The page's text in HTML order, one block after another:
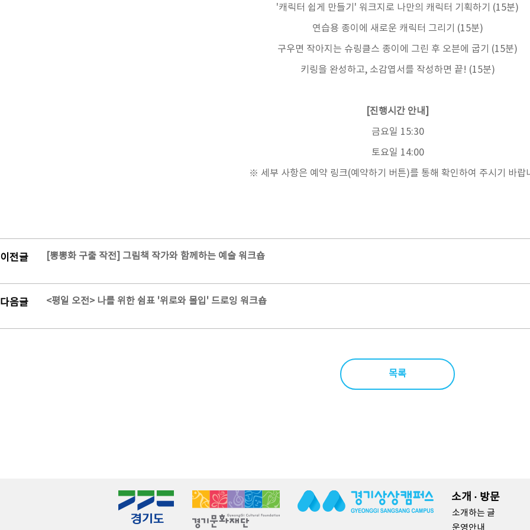
'캐릭터 쉽게 만들기' 워크지로 나만의 캐릭터 기획하기 (15분)
연습용 종이에 새로운 캐릭터 그리기 (15분)
구우면 작아지는 슈링클스 종이에 그린 후 오븐에 굽기 (15분)
키링을 완성하고, 소감엽서를 작성하면 끝! (15분)
[진행시간 안내]
금요일 15:30
토요일 14:00
※ 세부 사항은 예약 링크(예약하기 버튼)를 통해 확인하여 주시기 바랍
이전글 [뽕뽕화 구출 작전] 그림책 작가와 함께하는 예술 워크숍
다음글 <평일 오전> 나를 위한 쉼표 '위로와 몰입' 드로잉 워크숍
목록
소개 · 방문
소개하는 글
운영안내